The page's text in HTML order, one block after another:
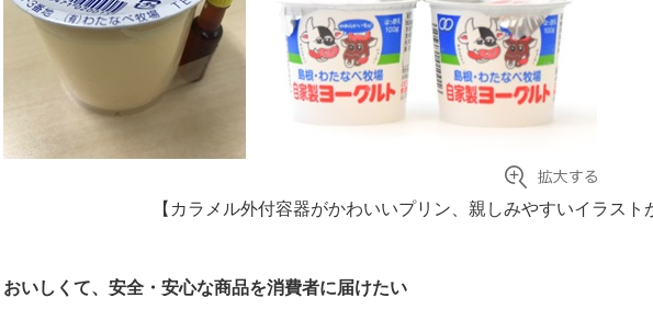
【カラメル外付容器がかわいいプリン、親しみやすいイラス
おいしくて、安全・安心な商品を消費者に届けたい